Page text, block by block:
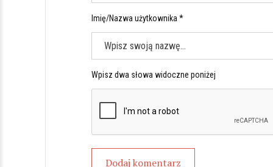
Imię/Nazwa użytkownika *
Wpisz dwa słowa widoczne poniżej